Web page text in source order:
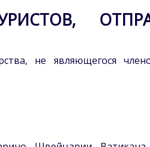
не являющегося